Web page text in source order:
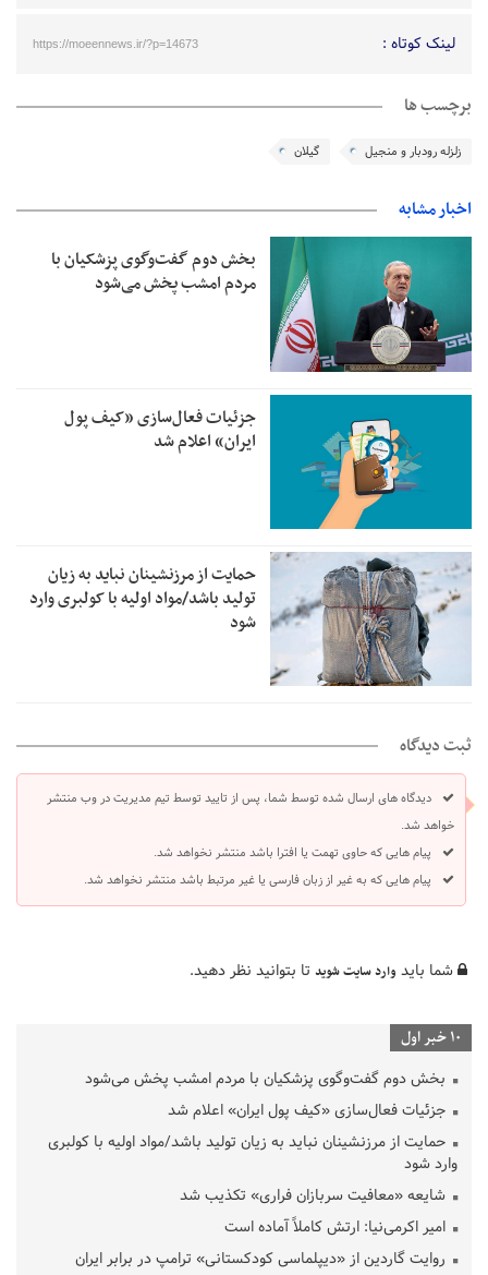
لینک کوتاه : https://moeennews.ir/?p=14673
برچسب ها
زلزله رودبار و منجیل گیلان
اخبار مشابه
بخش دوم گفت‌وگوی پزشکیان با
مردم امشب پخش می‌شود
جزئیات فعال‌سازی «کیف پول
ایران» اعلام شد
حمایت از مرزنشینان نباید به زیان
تولید باشد/مواد اولیه با کولبری وارد
شود
ثبت دیدگاه
دیدگاه های ارسال شده توسط شما، پس از تایید توسط تیم مدیریت در وب منتشر
خواهد شد.
پیام هایی که حاوی تهمت یا افترا باشد منتشر نخواهد شد.
پیام هایی که به غیر از زبان فارسی یا غیر مرتبط باشد منتشر نخواهد شد.
شما باید وارد سایت شوید تا بتوانید نظر دهید.
10 خبر اول
بخش دوم گفت‌وگوی پزشکیان با مردم امشب پخش می‌شود
جزئیات فعال‌سازی «کیف پول ایران» اعلام شد
حمایت از مرزنشینان نباید به زیان تولید باشد/مواد اولیه با کولبری
وارد شود
شایعه «معافیت سربازان فراری» تکذیب شد
امیر اکرمی‌نیا: ارتش کاملاً آماده است
روایت گاردین از «دیپلماسی کودکستانی» ترامپ در برابر ایران